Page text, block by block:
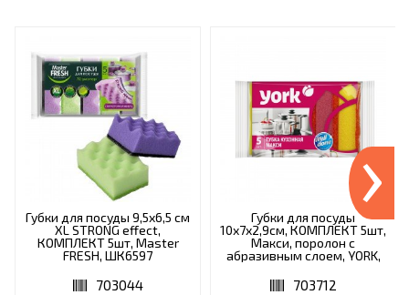
Губки для посуды 9,5х6,5 см
XL STRONG effect,
КОМПЛЕКТ 5шт, Master
FRESH, ШК6597
703044
Губки для посуды
10х7х2,9см, КОМПЛЕКТ 5шт,
Макси, поролон с
абразивным слоем, YORK,
703712
›